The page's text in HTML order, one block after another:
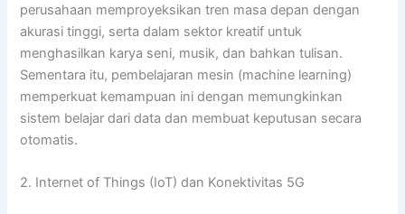
perusahaan memproyeksikan tren masa depan dengan
akurasi tinggi, serta dalam sektor kreatif untuk
menghasilkan karya seni, musik, dan bahkan tulisan.
Sementara itu, pembelajaran mesin (machine learning)
memperkuat kemampuan ini dengan memungkinkan
sistem belajar dari data dan membuat keputusan secara
otomatis.
2. Internet of Things (IoT) dan Konektivitas 5G